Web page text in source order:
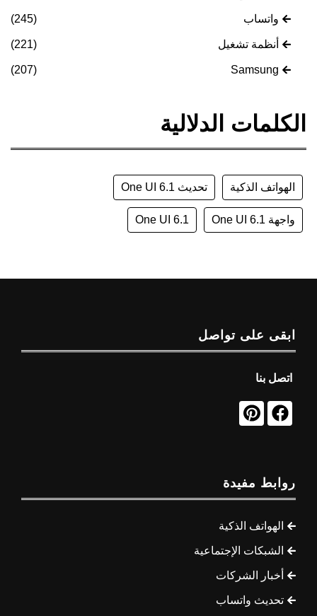
واتساب (245)
أنظمة تشغيل (221)
Samsung
(207)
الكلمات الدلالية
الهواتف الذكية تحديث One UI 6.1
واجهة One UI 6.1 One UI 6.1
ابقى على تواصل
اتصل بنا
روابط مفيدة
الهواتف الذكية
الشبكات الإجتماعية
أخبار الشركات
تحديث واتساب